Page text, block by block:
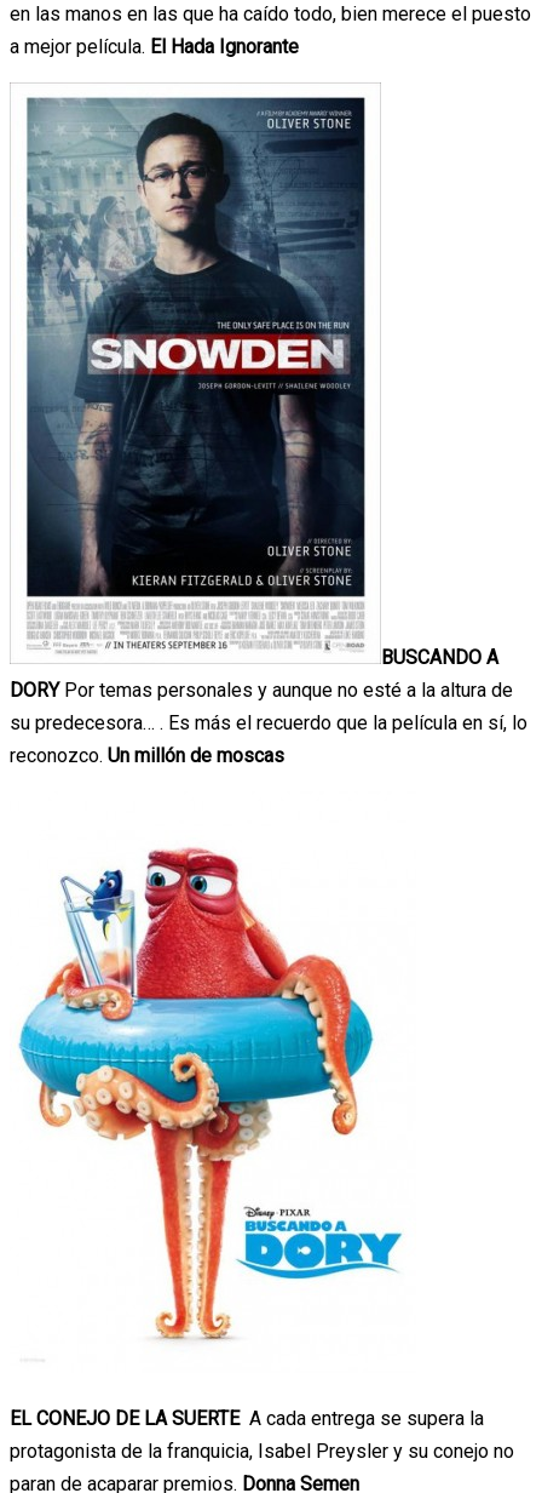
en las manos en las que ha caído todo, bien merece el puesto
a mejor película. El Hada Ignorante
BUSCANDO A
DORYPor temas personales y aunque no esté a la altura de
su predecesora… . Es más el recuerdo que la película en sí, lo
reconozco. Un millón de moscas
EL CONEJO DE LA SUERTEA cada entrega se supera la
protagonista de la franquicia, Isabel Preysler y su conejo no
paran de acaparar premios. Donna Semen